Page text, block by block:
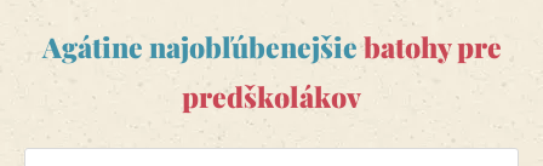
Agátine najobľúbenejšiebatohy pre
predškolákov